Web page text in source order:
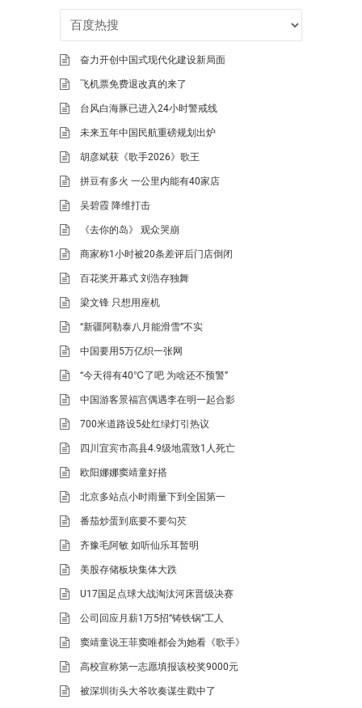
奋力开创中国式现代化建设新局面
飞机票免费退改真的来了
台风白海豚已进入24小时警戒线
未来五年中国民航重磅规划出炉
胡彦斌获《歌手2026》歌王
拼豆有多火 一公里内能有40家店
吴碧霞 降维打击
《去你的岛》 观众哭崩
商家称1小时被20条差评后门店倒闭
百花奖开幕式 刘浩存独舞
梁文锋 只想用座机
“新疆阿勒泰八月能滑雪”不实
中国要用5万亿织一张网
“今天得有40℃了吧 为啥还不预警”
中国游客景福宫偶遇李在明一起合影
700米道路设5处红绿灯引热议
四川宜宾市高县4.9级地震致1人死亡
欧阳娜娜窦靖童好搭
北京多站点小时雨量下到全国第一
番茄炒蛋到底要不要勾芡
齐豫毛阿敏 如听仙乐耳暂明
美股存储板块集体大跌
U17国足点球大战淘汰河床晋级决赛
公司回应月薪1万5招“铸铁锅”工人
窦靖童说王菲窦唯都会为她看《歌手》
高校宣称第一志愿填报该校奖9000元
被深圳街头大爷吹奏谋生戳中了